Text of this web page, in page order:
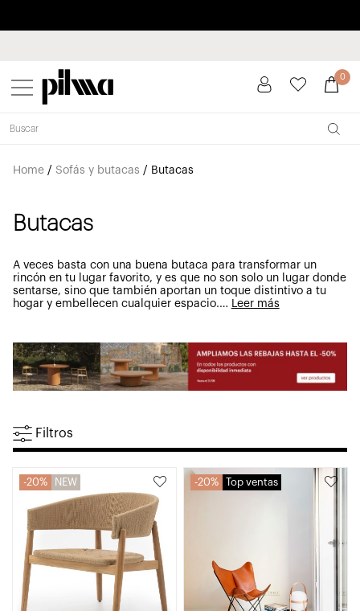
pilma 0
Home/ Sofás y butacas / Butacas
Butacas
A veces basta con una buena butaca para transformar un
rincón en tu lugar favorito, y es que no son solo un lugar donde
sentarse, sino que también aportan un toque distintivo a tu
hogar y embellecen cualquier espacio.… Leer más
Filtros
20% NEW 20% Top ventas